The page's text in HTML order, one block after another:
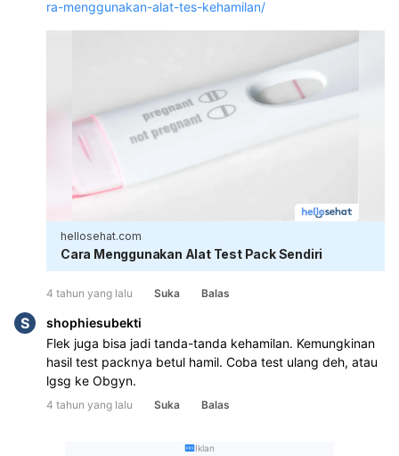
ra-menggunakan-alat-tes-kehamilan/
hellosehat.com
Cara Menggunakan Alat Test Pack Sendiri
4 tahun yang lalu Suka Balas
S
shophiesubekti
Flek juga bisa jadi tanda-tanda kehamilan. Kemungkinan
hasil test packnya betul hamil. Coba test ulang deh, atau
lgsg ke Obgyn.
4 tahun yang lalu Suka Balas
Iklan